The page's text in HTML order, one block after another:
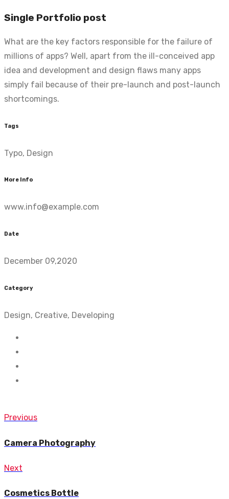
Single Portfolio post
What are the key factors responsible for the failure of
millions of apps? Well, apart from the ill-conceived app
idea and development and design flaws many apps
simply fail because of their pre-launch and post-launch
shortcomings.
Tags
Typo, Design
More Info
www.info@example.com
Date
December 09,2020
Category
Design, Creative, Developing
de
PreviousPrevious
Camera Photography
Next
Cosmetics Bottle